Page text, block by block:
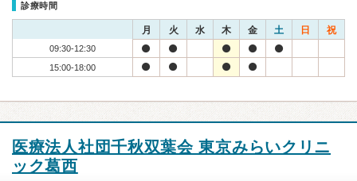
診療時間
月 火 水 木 金 土 日 祝
09:30-12:30
15:00-18:00
医療法人社団千秋双葉会 東京みらいクリニ
ック葛西